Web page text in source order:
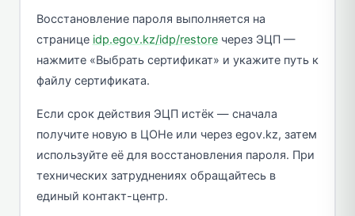
Восстановление пароля выполняется на
странице idp.egov.kz/idp/restoreчерез ЭЦП —
нажмите «Выбрать сертификат» и укажите путь к
файлу сертификата.
Если срок действия ЭЦП истёк — сначала
получите новую в ЦОНе или через egov.kz, затем
используйте её для восстановления пароля. При
технических затруднениях обращайтесь в
единый контакт-центр.